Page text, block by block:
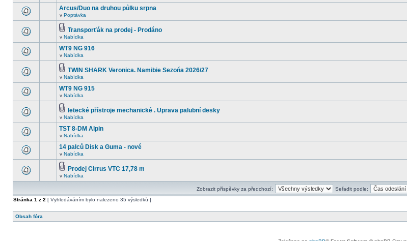
Arcus/Duo na druhou půlku srpna
v Poptávka
Transporťák na prodej - Prodáno
v Nabídka
WT9 NG 916
v Nabídka
TWIN SHARK Veronica. Namibie Sezońa 2026/27
v Nabídka
WT9 NG 915
v Nabídka
letecké přístroje mechanické . Uprava palubní desky
v Nabídka
TST 8-DM Alpin
v Nabídka
14 palců Disk a Guma - nové
v Nabídka
Prodej Cirrus VTC 17,78 m
v Nabídka
Zobrazit příspěvky za předchozí:
Seřadit podle:
Stránka 1 z 2 [ Vyhledáváním bylo nalezeno 35 výsledků ]
Obsah fóra